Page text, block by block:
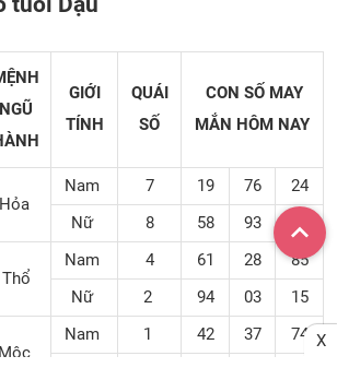
NGŨ
GIỚI
TÍNH
QUÁI
SỐ
CON SỐ MAY
MẮN HÔM NAY
Hỏa
Nam 7 19 76
24
Nữ
8 58 93 33
Thổ
Nam 4 61 28
85
Nữ
2 94 03 15
Mộc
Nam 1 42 37
74 X